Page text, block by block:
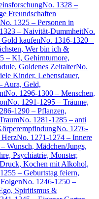
No. 1328 –
Freundschaften
No. 1325 – Personen in
– Naivität-DummheitNo.
kaufenNo. 1316-1320 –
Wer bin ich &
– KI, Gehirntumore,
Goldenes ZeitalterNo.
Kinder, Lebensdauer,
Aura, Geld,
No. 1296-1300 – Menschen,
No. 1291-1295 – Träume,
1290 – Pflanzen,
No. 1281-1285 – anti
No. 1276-
HerzNo. 1271-1274 – Innere
Wunsch, Mädchen/Jungs,
Psychiatrie, Monster,
Kochen mit Alkohol,
– Geburtstag feiern,
No. 1246-1250 –
Spiritismus &